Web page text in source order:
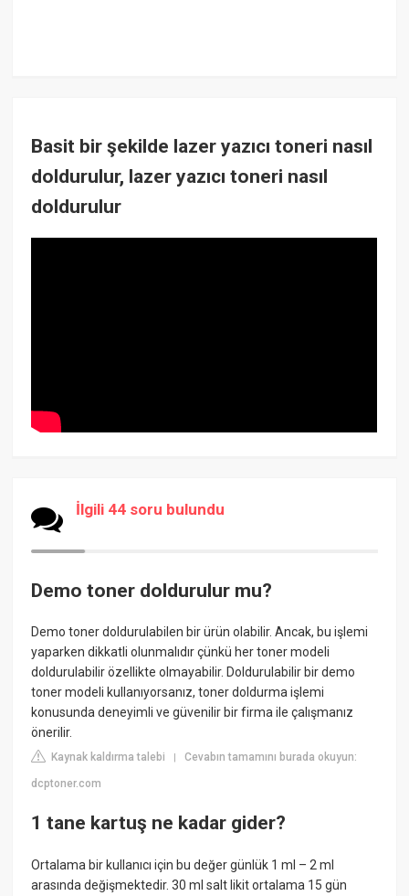
Basit bir şekilde lazer yazıcı toneri nasıl
doldurulur, lazer yazıcı toneri nasıl
doldurulur
İlgili 44 soru bulundu
Demo toner doldurulur mu?
Demo toner doldurulabilen bir ürün olabilir. Ancak, bu işlemi
yaparken dikkatli olunmalıdır çünkü her toner modeli
doldurulabilir özellikte olmayabilir. Doldurulabilir bir demo
toner modeli kullanıyorsanız, toner doldurma işlemi
konusunda deneyimli ve güvenilir bir firma ile çalışmanız
önerilir.
Kaynak kaldırma talebi |Cevabın tamamını burada okuyun:
dcptoner.com
1 tane kartuş ne kadar gider?
Ortalama bir kullanıcı için bu değer günlük 1 ml – 2 ml
arasında değişmektedir. 30 ml salt likit ortalama 15 gün